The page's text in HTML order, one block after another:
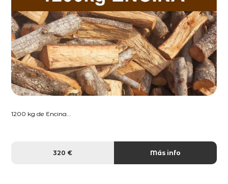
1200 kg de Encina...
320 € Más info